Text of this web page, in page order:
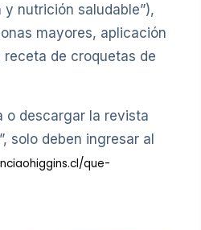
nutrición saludable”),
mayores, aplicación
de croquetas de
o descargar la revista
solo deben ingresar al
que-